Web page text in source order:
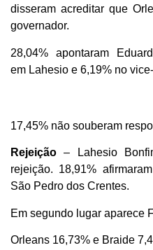
disseram acreditar que
governador.
28,04% apontaram
em Lahesio e 6,19% no
17,45% não souberam
Rejeição– Lahesio
rejeição. 18,91%
São Pedro dos Crentes.
Em segundo lugar aparece
Orleans 16,73% e Braide